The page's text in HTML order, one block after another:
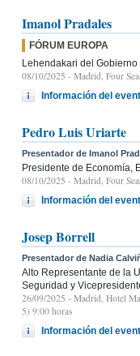
Imanol Pradales
FÓRUM EUROPA
Lehendakari del Gobierno
08/10/2025 - Madrid, Four
Información del
Pedro Luis Uriarte
Presentador de Imanol
Presidente de Economía,
08/10/2025 - Madrid, Four
Información del
Josep Borrell
Presentador de Nadia
Alto Representante de la
Seguridad y
26/09/2025 - Madrid, Hotel
5) 9:00 horas
Información del